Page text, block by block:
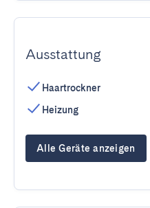
Ausstattung
Haartrockner
Heizung
Alle Geräte anzeigen